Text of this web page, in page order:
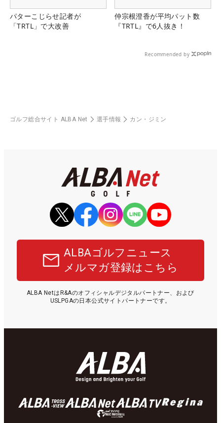
パターこじらせ記者が
「TRTL」で大改善
仲宗根澄香が平均パット数
『TRTL』で6人抜き！
Recommended by
ゴルフ総合サイト ALBA Net 選手情報 カン・ジミン
ALBAゴルフニュース
メルマガ登録はこちら
ALBA NetはR&Aのオフィシャルデジタルパートナー、および
USLPGAの日本公式サイトパートナーです。